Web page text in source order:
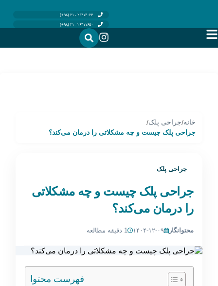
۲۶۴۱۳۰۲۴ - ۲۱ (۹۸+)
۲۶۴۱۱۶۵۰ - ۲۱ (۹۸+)
خانه/جراحی پلک/
جراحی پلک چیست و چه مشکلاتی را درمان می‌کند؟
جراحی پلک
جراحی پلک چیست و چه مشکلاتی
را درمان می‌کند؟
محتوانگار ۱۴۰۴-۱۲-۰۹ 1 دقیقه مطالعه
فهرست محتوا